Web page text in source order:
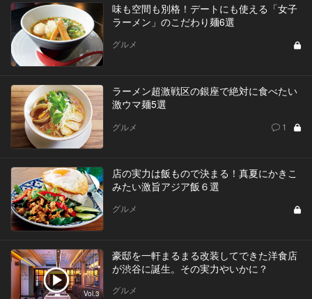
味も空間も別格！デートにも使える「女子
ラーメン」のこだわり麺6選
グルメ
ラーメン超激戦区の銀座で絶対に食べたい
激ウマ麺5選
グルメ 1
店の実力は飯もので決まる！真夏にかきこ
みたい激旨アジア飯６選
グルメ
Vol.3
豪邸を一軒まるまる改装してできた洋食店
が渋谷に誕生。その実力やいかに？
グルメ